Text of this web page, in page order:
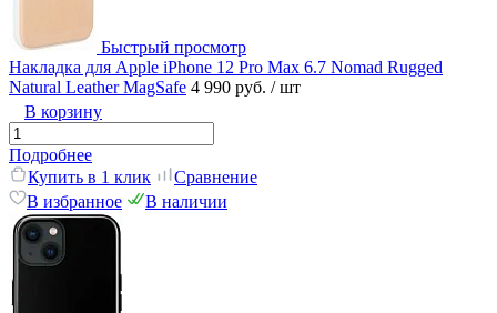
Быстрый просмотр
Накладка для Apple iPhone 12 Pro Max 6.7 Nomad Rugged
Natural Leather MagSafe 4 990 руб. / шт
В корзину
Подробнее
Купить в 1 клик
Сравнение
В избранное
В наличии